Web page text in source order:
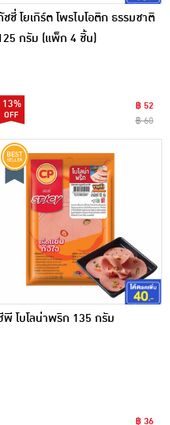
ชชี่ โยเกิร์ต โพรไบโอติก ธรรมชาติ
กรัม (แพ็ก 4 ชิ้น)
13%
฿ 52
฿ 60
พี โบโลน่าพริก 135 กรัม
฿ 36